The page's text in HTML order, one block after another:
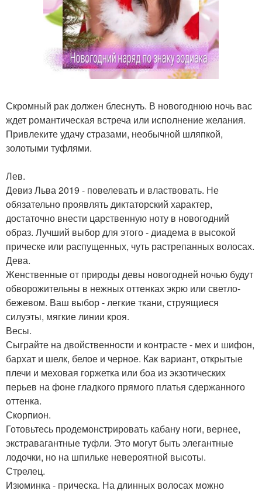
Скромный рак должен блеснуть. В новогоднюю ночь вас
ждет романтическая встреча или исполнение желания.
Привлеките удачу стразами, необычной шляпкой,
золотыми туфлями.
Лев.
Девиз Льва 2019 - повелевать и властвовать. Не
обязательно проявлять диктаторский характер,
достаточно внести царственную ноту в новогодний
образ. Лучший выбор для этого - диадема в высокой
прическе или распущенных, чуть растрепанных волосах.
Дева.
Женственные от природы девы новогодней ночью будут
обворожительны в нежных оттенках экрю или светло-
бежевом. Ваш выбор - легкие ткани, струящиеся
силуэты, мягкие линии кроя.
Весы.
Сыграйте на двойственности и контрасте - мех и шифон,
бархат и шелк, белое и черное. Как вариант, открытые
плечи и меховая горжетка или боа из экзотических
перьев на фоне гладкого прямого платья сдержанного
оттенка.
Скорпион.
Готовьтесь продемонстрировать кабану ноги, вернее,
экстравагантные туфли. Это могут быть элегантные
лодочки, но на шпильке невероятной высоты.
Стрелец.
Изюминка - прическа. На длинных волосах можно